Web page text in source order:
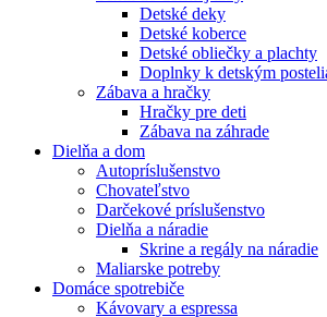
Detské deky
Detské koberce
Detské obliečky a plachty
Doplnky k detským
Zábava a hračky
Hračky pre deti
Zábava na záhrade
Dielňa a dom
Autopríslušenstvo
Chovateľstvo
Darčekové príslušenstvo
Dielňa a náradie
Skrine a regály na náradie
Maliarske potreby
Domáce spotrebiče
Kávovary a espressa